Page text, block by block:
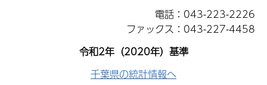
電話：043-223-2226
ファックス：043-227-4458
令和2年（2020年）基準
千葉県の統計情報へ